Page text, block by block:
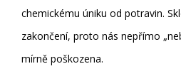
chemickému úniku od potravin.
zakončení, proto nás nepřímo
mírně poškozena.